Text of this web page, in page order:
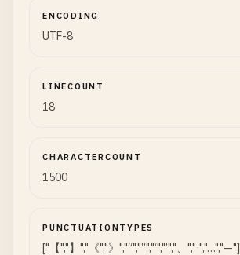
ENCODING
UTF-8
LINECOUNT
18
CHARACTERCOUNT
1500
PUNCTUATIONTYPES
["【","】","《","》","“","”","‘","’","、","·","…","—"]